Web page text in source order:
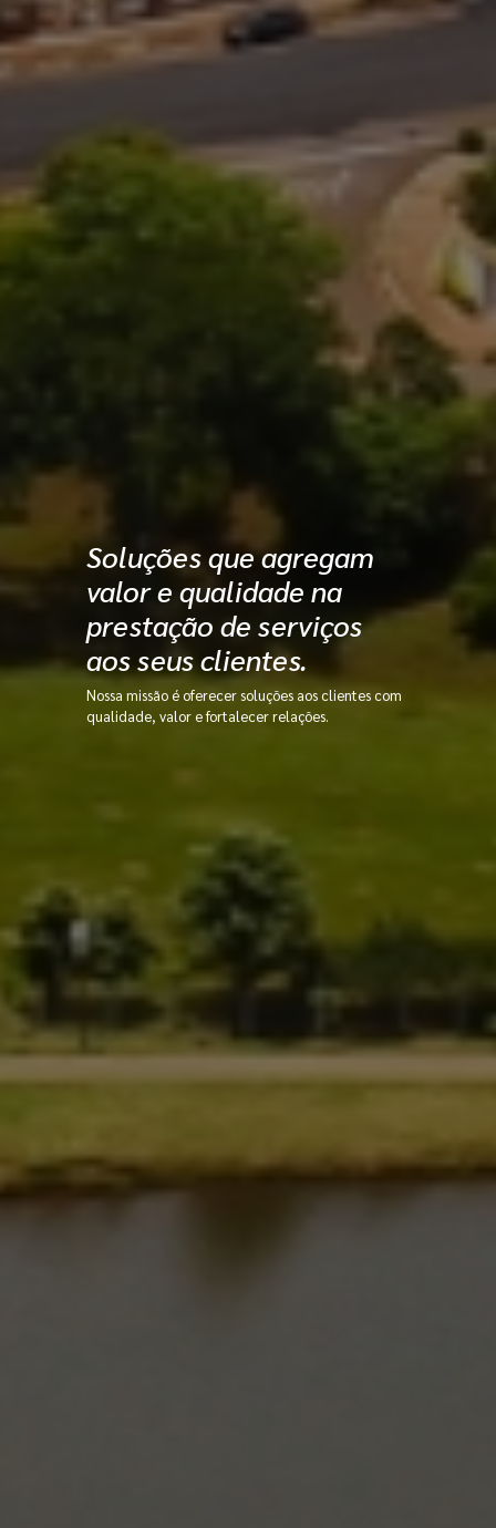
Soluções que agregam
valor e qualidade na
prestação de serviços
aos seus clientes.
Nossa missão é oferecer soluções aos clientes com
qualidade, valor e fortalecer relações.